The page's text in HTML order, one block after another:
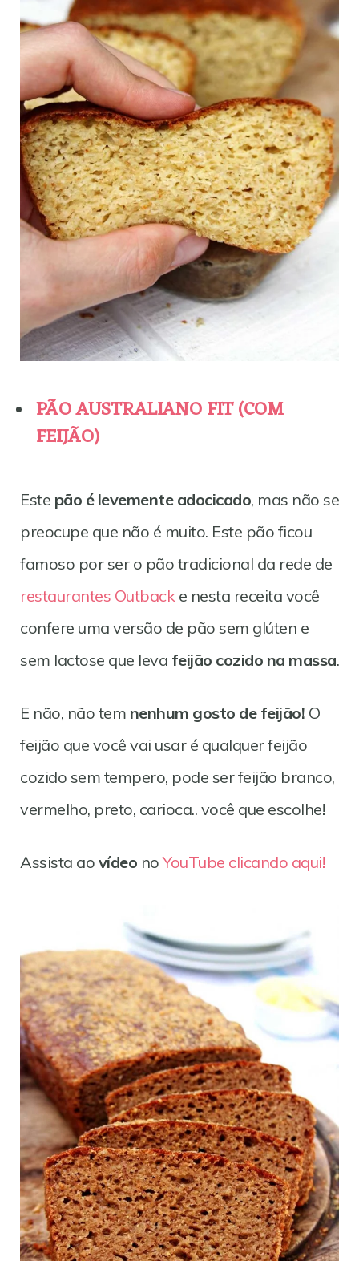
PÃO AUSTRALIANO FIT (COM
FEIJÃO)
Este pão é levemente adocicado, mas não se
preocupe que não é muito. Este pão ficou
famoso por ser o pão tradicional da rede de
restaurantes Outbacke nesta receita você
confere uma versão de pão sem glúten e
sem lactose que leva feijão cozido na massa.
E não, não tem nenhum gosto de feijão! O
feijão que você vai usar é qualquer feijão
cozido sem tempero, pode ser feijão branco,
vermelho, preto, carioca.. você que escolhe!
Assista ao vídeo noYouTube clicando aqui!